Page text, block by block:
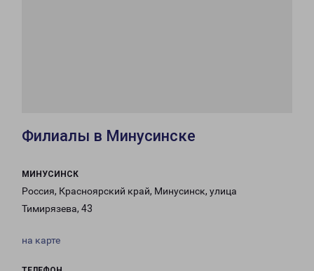
Филиалы в Минусинске
МИНУСИНСК
Россия, Красноярский край, Минусинск, улица
Тимирязева, 43
на карте